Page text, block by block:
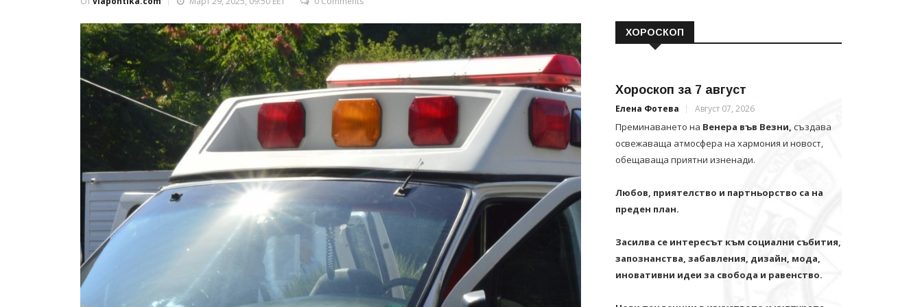
ХОРОСКОП
Хороскоп за 7 август
Елена Фотева Август 07, 2026
Преминаването на Венера във Везни, създава
освежаваща атмосфера на хармония и новост,
обещаваща приятни изненади.
Любов, приятелство и партньорство са на
преден план.
Засилва се интересът към социални събития,
запознанства, забавления, дизайн, мода,
иновативни идеи за свобода и равенство.